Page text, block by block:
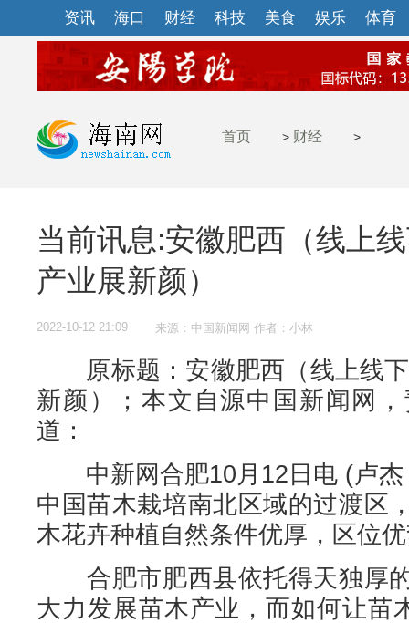
资讯 海口 财经 科技 美食 娱乐 体育
首页 > 财经 >
当前讯息:安徽肥西（线上
产业展新颜）
2022-10-12 21:09 来源：中国新闻网 作者：小林
原标题：安徽肥西（线上线下
新颜）；本文自源中国新闻网
道：
中新网合肥10月12日电 (卢杰
中国苗木栽培南北区域的过渡区
木花卉种植自然条件优厚，区位
合肥市肥西县依托得天独厚
大力发展苗木产业，而如何让苗